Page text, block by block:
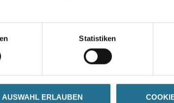
Statistiken
AUSWAHL ERLAUBEN
IST
unseren Online-Shop und lassen Sie sich